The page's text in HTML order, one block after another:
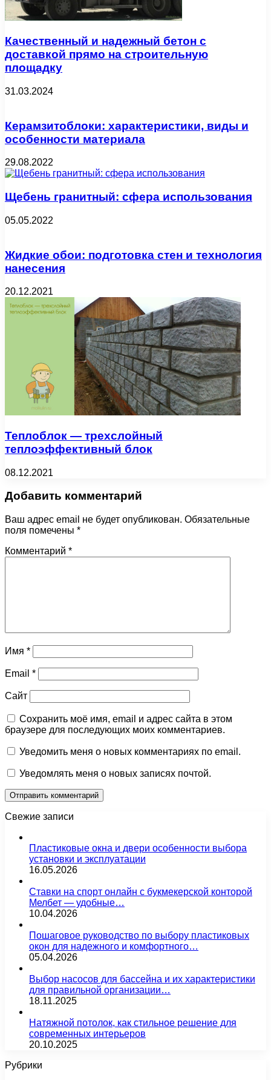
Качественный и надежный бетон с
доставкой прямо на строительную
площадку
31.03.2024
Керамзитоблоки: характеристики, виды и
особенности материала
29.08.2022
Щебень гранитный: сфера использования
05.05.2022
Жидкие обои: подготовка стен и технология
нанесения
20.12.2021
Теплоблок — трехслойный
теплоэффективный блок
08.12.2021
Добавить комментарий
Ваш адрес email не будет опубликован. Обязательные
поля помечены *
Комментарий *
Имя *
Email *
Сайт
Сохранить моё имя, email и адрес сайта в этом
браузере для последующих моих комментариев.
Уведомить меня о новых комментариях по email.
Уведомлять меня о новых записях почтой.
Свежие записи
Пластиковые окна и двери особенности выбора
установки и эксплуатации
16.05.2026
Ставки на спорт онлайн с букмекерской конторой
Мелбет — удобные…
10.04.2026
Пошаговое руководство по выбору пластиковых
окон для надежного и комфортного…
05.04.2026
Выбор насосов для бассейна и их характеристики
для правильной организации…
18.11.2025
Натяжной потолок, как стильное решение для
современных интерьеров
20.10.2025
Рубрики